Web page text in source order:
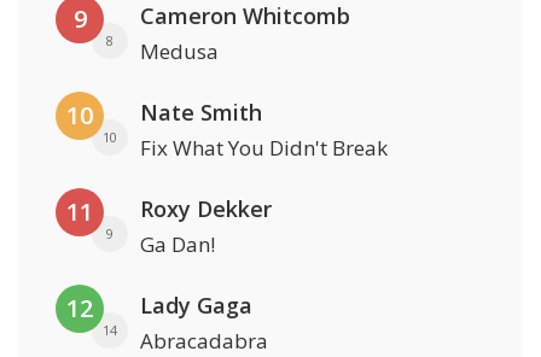
9
8
Cameron Whitcomb
Medusa
10
10
Nate Smith
Fix What You Didn't Break
11
9
Roxy Dekker
Ga Dan!
12
14
Lady Gaga
Abracadabra